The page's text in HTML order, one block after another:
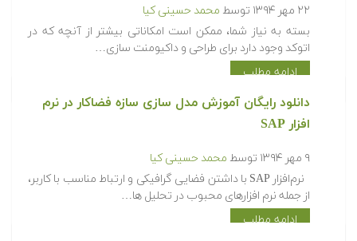
۲۲ مهر ۱۳۹۴ توسط محمد حسینی کیا
بسته به نیاز شما، ممکن است امکاناتی بیشتر از آنچه که در
اتوکد وجود دارد برای طراحی و داکیومنت سازی…
ادامه مطلب
دانلود رایگان آموزش مدل سازی سازه فضاکار در نرم
افزار SAP
۹ مهر ۱۳۹۴ توسط محمد حسینی کیا
نرم‌افزار SAP با داشتن فضایی گرافیکی و ارتباط مناسب با کاربر،
از جمله نرم افزارهای محبوب در تحلیل ها…
ادامه مطلب